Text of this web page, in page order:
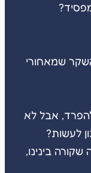
שמאחורי
אבל לא
לעשות?
בינינו,